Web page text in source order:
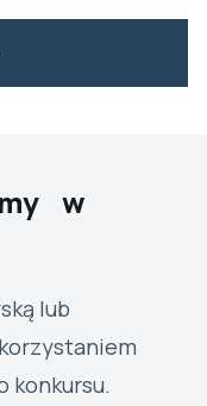
w
lub
konkursu.